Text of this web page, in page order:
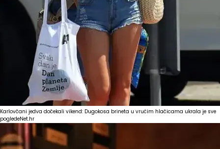
Karlovčani jedva dočekali vikend: Dugokosa brineta u vrućim hlačicama ukrala je sve
pogledeNet.hr